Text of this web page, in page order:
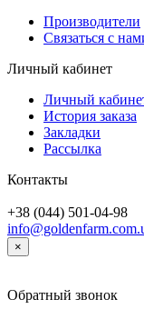
Производители
Связаться с
Личный кабинет
Личный
История заказа
Закладки
Рассылка
Контакты
+38 (044) 501-04-98
×
Обратный звонок